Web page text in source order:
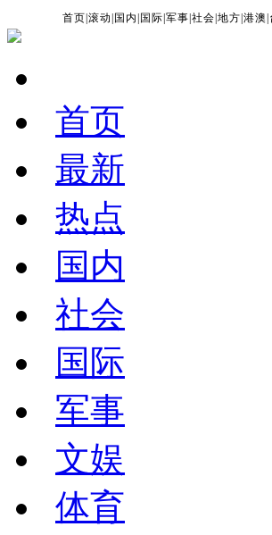
首页 |滚动 国内 国际 |军事 |社会 |地方 |港澳
首页
最新
热点
国内
社会
国际
军事
文娱
体育